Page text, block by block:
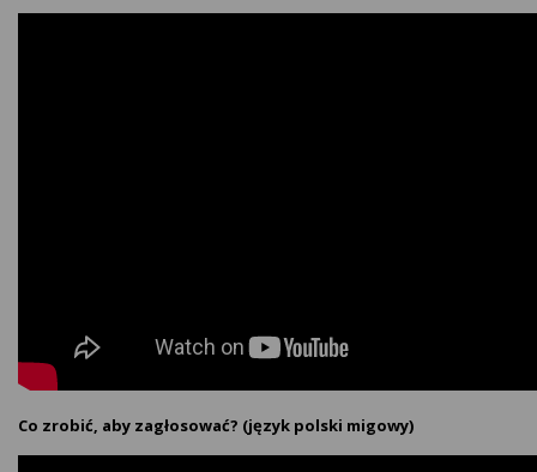
Co zrobić, aby zagłosować? (język polski migowy)